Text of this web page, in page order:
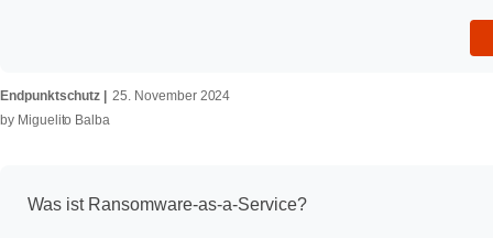
Endpunktschutz
25. November 2024
by Miguelito Balba
Was ist Ransomware-as-a-Service?